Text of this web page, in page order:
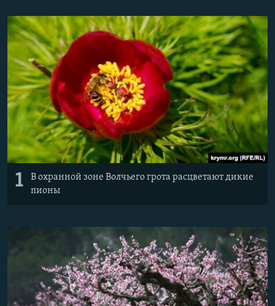
КРЫМ.НЕПОКОРЕННЫЙ
ELIFBE
УКРАИНСКАЯ ПРОБЛЕМА КРЫМА
Все сайты RFE/RL
1
В охранной зоне Волчьего грота расцветают дикие
пионы